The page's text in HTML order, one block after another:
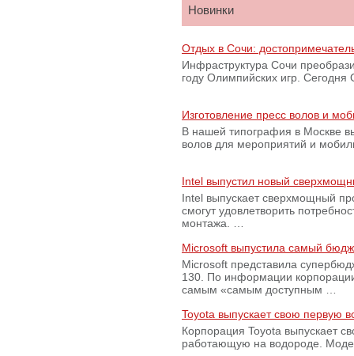
Новинки
Отдых в Сочи:
Инфраструктура Сочи
году Олимпийских игр.
Изготовление пресс волов и
В нашей типография в Москве
волов для мероприятий и
Intel выпустил новый
Intel выпускает сверхмощный
смогут удовлетворить
монтажа. …
Microsoft выпустила самый
Microsoft представила
130. По информации
самым «самым доступным …
Toyota выпускает свою первую
Корпорация Toyota выпускает
работающую на водороде.